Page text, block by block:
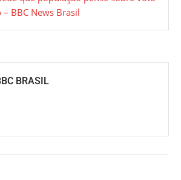
BBC News Brasil
BRASIL